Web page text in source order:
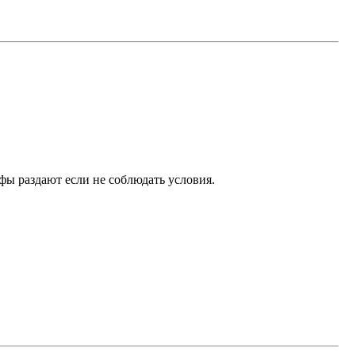
раздают если не соблюдать условия.